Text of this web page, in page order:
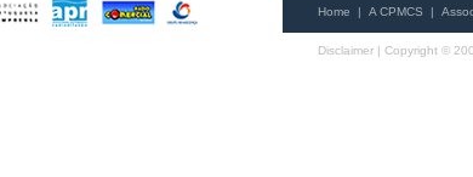
Home | A CPMCS |
Disclaimer| Copyright ©